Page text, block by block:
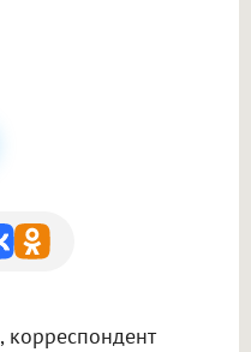
, корреспондент